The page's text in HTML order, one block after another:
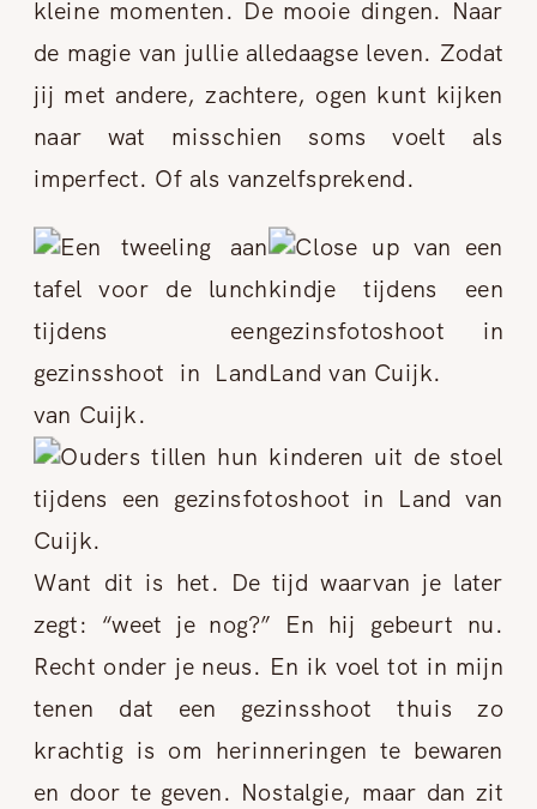
kleine momenten. De mooie dingen. Naar
de magie van jullie alledaagse leven. Zodat
jij met andere, zachtere, ogen kunt kijken
naar wat misschien soms voelt als
imperfect. Of als vanzelfsprekend.
Want dit is het. De tijd waarvan je later
zegt: “weet je nog?” En hij gebeurt nu.
Recht onder je neus. En ik voel tot in mijn
tenen dat een gezinsshoot thuis zo
krachtig is om herinneringen te bewaren
en door te geven. Nostalgie, maar dan zit